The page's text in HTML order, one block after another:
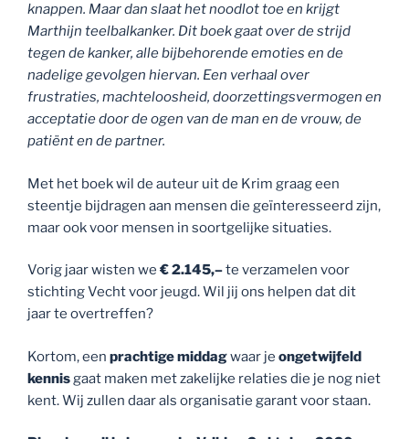
knappen. Maar dan slaat het noodlot toe en krijgt
Marthijn teelbalkanker. Dit boek gaat over de strijd
tegen de kanker, alle bijbehorende emoties en de
nadelige gevolgen hiervan. Een verhaal over
frustraties, machteloosheid, doorzettingsvermogen en
acceptatie door de ogen van de man en de vrouw, de
patiënt en de partner.
Met het boek wil de auteur uit de Krim graag een
steentje bijdragen aan mensen die geïnteresseerd zijn,
maar ook voor mensen in soortgelijke situaties.
Vorig jaar wisten we € 2.145,–te verzamelen voor
stichting Vecht voor jeugd. Wil jij ons helpen dat dit
jaar te overtreffen?
Kortom, een prachtige middagwaar je ongetwijfeld
kennisgaat maken met zakelijke relaties die je nog niet
kent. Wij zullen daar als organisatie garant voor staan.